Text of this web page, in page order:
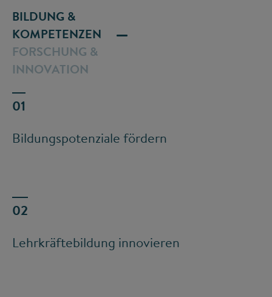
BILDUNG &
KOMPETENZEN
Bildungspotenziale fördern
Lehrkräftebildung innovieren
FORSCHUNG &
INNOVATION